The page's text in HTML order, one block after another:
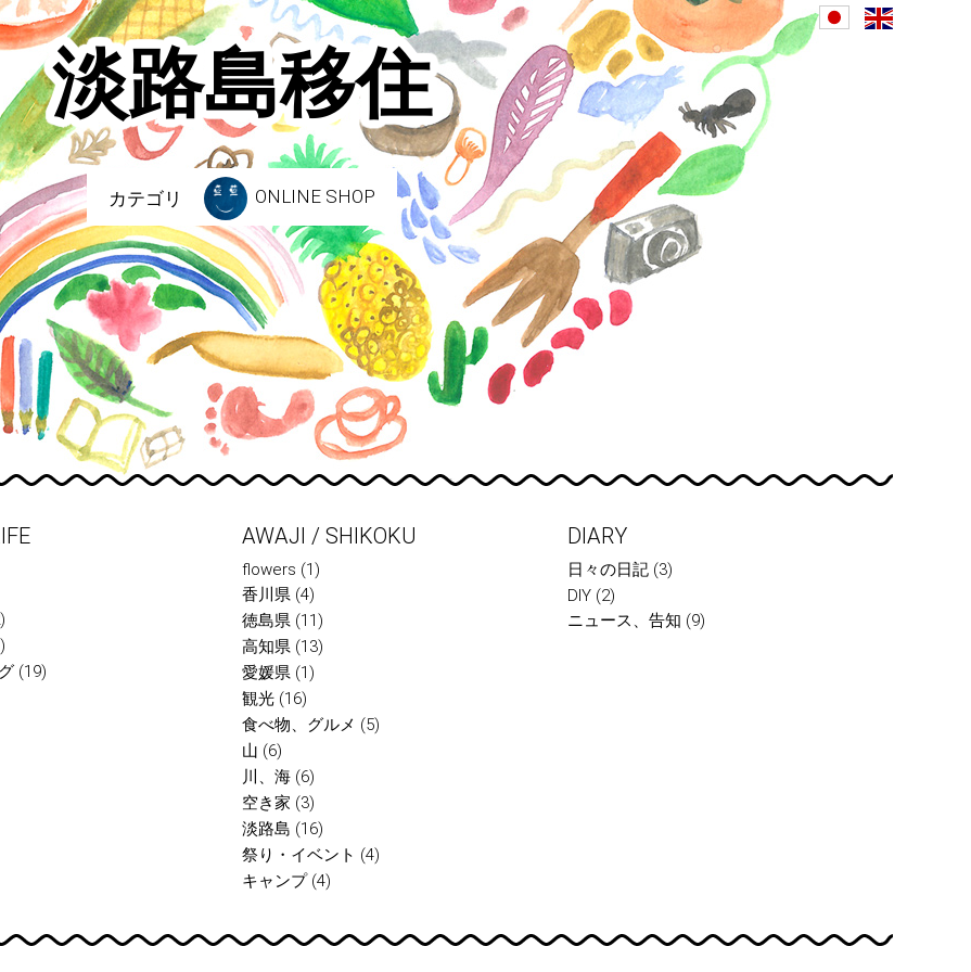
淡路島移住
カテゴリ ONLINE SHOP
(19)
AWAJI / SHIKOKU
flowers (1)
香川県 (4)
徳島県 (11)
高知県 (13)
愛媛県 (1)
観光 (16)
食べ物、グルメ (5)
山 (6)
川、海 (6)
空き家 (3)
淡路島 (16)
祭り・イベント (4)
キャンプ(4)
DIARY
日々の日記 (3)
DIY (2)
ニュース、告知 (9)